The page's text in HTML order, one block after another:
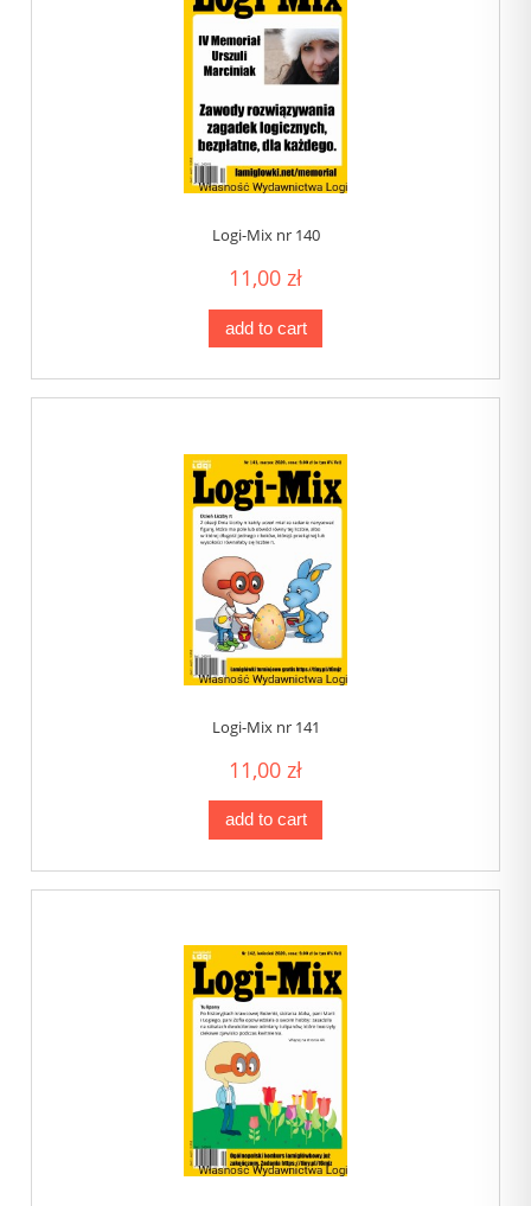
Logi-Mix nr 140
11,00 zł
add to cart
Logi-Mix nr 141
11,00 zł
add to cart